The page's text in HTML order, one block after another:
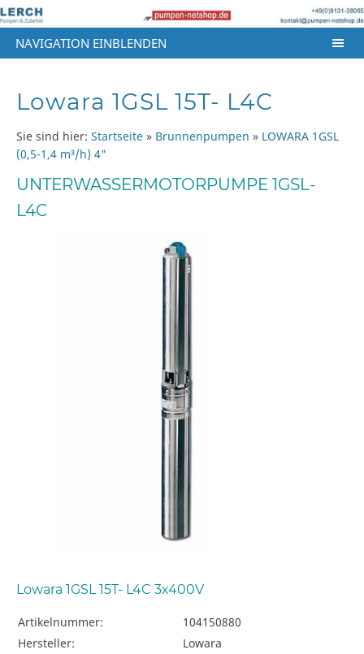
NAVIGATION EINBLENDEN
Lowara 1GSL 15T- L4C
Sie sind hier: Startseite » Brunnenpumpen » LOWARA 1GSL
(0,5-1,4 m³/h) 4"
UNTERWASSERMOTORPUMPE 1GSL-
L4C
Lowara 1GSL 15T- L4C 3x400V
Artikelnummer:
104150880
Hersteller:
Lowara